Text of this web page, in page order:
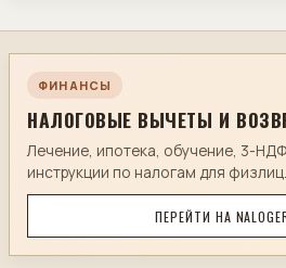
ФИНАНСЫ
НАЛОГОВЫЕ ВЫЧЕТЫ И
Лечение, ипотека, обучение, 3-
инструкции по налогам для физлиц.
ПЕРЕЙТИ НА